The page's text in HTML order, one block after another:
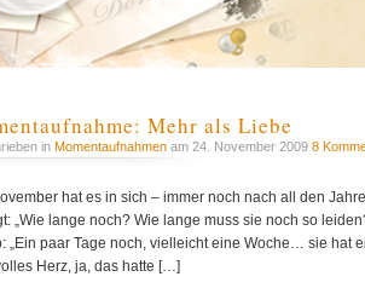
Mehr als Liebe
in Momentaufnahmen am 24. November 2009 8
hat es in sich – immer noch nach all den
„Wie lange noch? Wie lange muss sie noch so
„Ein paar Tage noch, vielleicht eine Woche… sie hat
Herz, ja, das hatte […]